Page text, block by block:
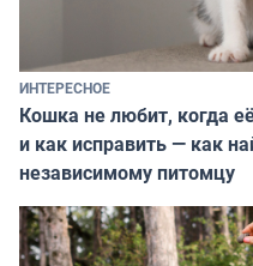
ИНТЕРЕСНОЕ
Кошка не любит, когда
и как исправить — как
независимому питомцу